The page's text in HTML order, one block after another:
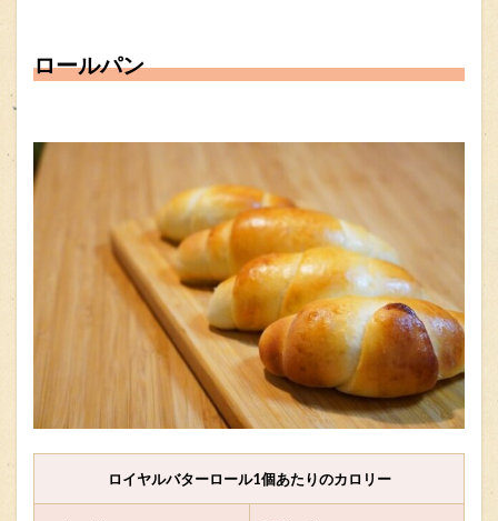
ロールパン
ロイヤルバターロール1個あたりのカロリー